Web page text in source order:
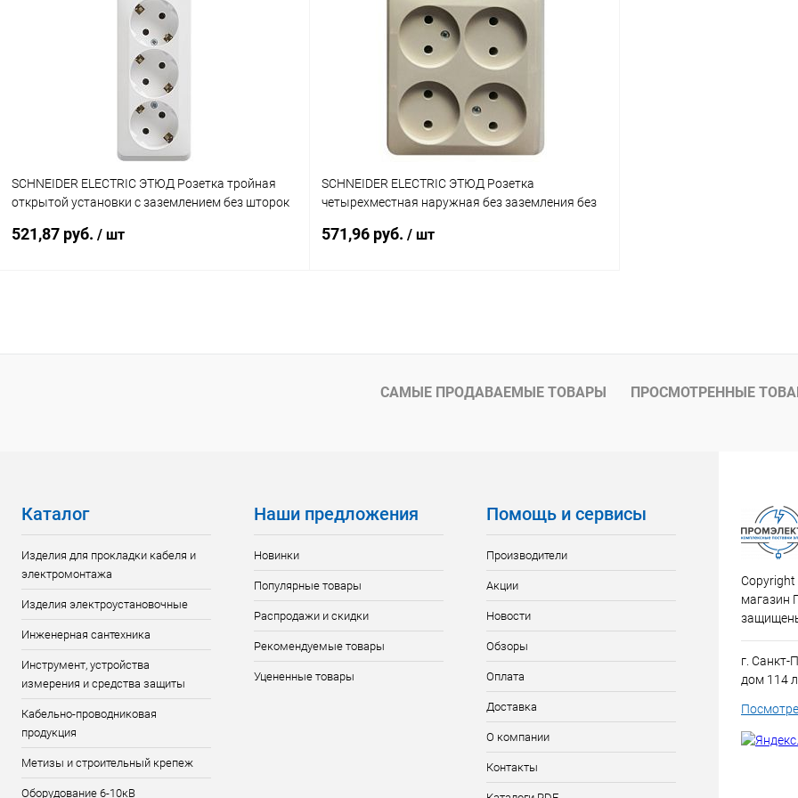
Купить в 1 клик К сравнению
В наличии
SCHNEIDER ELECTRIC ЭТЮД Розетка тройная
открытой установки с заземлением без шторок
521,87 руб. / шт
Купить в 1 клик К сравнению
SCHNEIDER ELECTRIC ЭТЮД Розетка
четырехместная наружная без заземления без
571,96 руб. / шт
Купить в 1 клик К сравнению
В избранное В наличии
САМЫЕ ПРОДАВАЕМЫЕ ТОВАРЫ ПРОСМОТРЕННЫЕ
Каталог
Изделия для прокладки кабеля и
электромонтажа
Изделия электроустановочные
Инженерная сантехника
Инструмент, устройства
измерения и средства защиты
Кабельно-проводниковая
продукция
Метизы и строительный крепеж
Оборудование 6-10кВ
Наши предложения
Новинки
Популярные товары
Распродажи и скидки
Рекомендуемые товары
Уцененные товары
Помощь и сервисы
Производители
Акции
Новости
Обзоры
Оплата
Доставка
О компании
Контакты
Copyright
магазин
г. Санкт-
дом 114